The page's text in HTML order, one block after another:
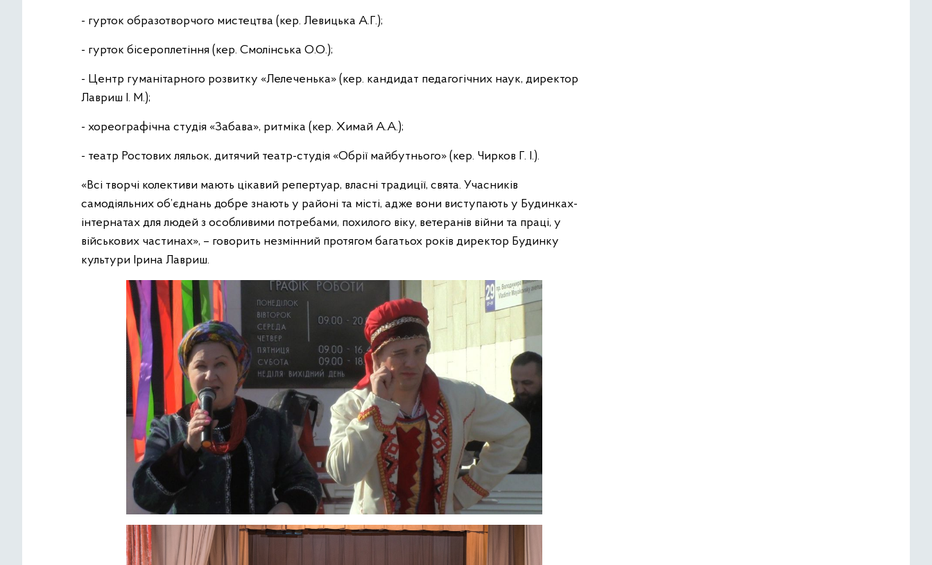
- гурток образотворчого мистецтва (кер. Левицька А.Г.);
- гурток бісероплетіння (кер. Смолінська О.О.);
- Центр гуманітарного розвитку «Лелеченька» (кер. кандидат педагогічних наук, директор
Лавриш І. М.);
- хореографічна студія «Забава», ритміка (кер. Химай А.А.);
- театр Ростових ляльок, дитячий театр-студія «Обрії майбутнього» (кер. Чирков Г. І.).
«Всі творчі колективи мають цікавий репертуар, власні традиції, свята. Учасників
самодіяльних об’єднань добре знають у районі та місті, адже вони виступають у Будинках-
інтернатах для людей з особливими потребами, похилого віку, ветеранів війни та праці, у
військових частинах», – говорить незмінний протягом багатьох років директор Будинку
культури Ірина Лавриш.